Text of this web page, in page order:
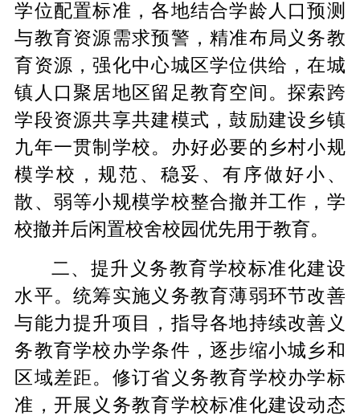
学位配置标准，各地结合学龄人口预测
与教育资源需求预警，精准布局义务教
育资源，强化中心城区学位供给，在城
镇人口聚居地区留足教育空间。探索跨
学段资源共享共建模式，鼓励建设乡镇
九年一贯制学校。办好必要的乡村小规
模学校，规范、稳妥、有序做好小、
散、弱等小规模学校整合撤并工作，学
校撤并后闲置校舍校园优先用于教育。
二、提升义务教育学校标准化建设
水平。统筹实施义务教育薄弱环节改善
与能力提升项目，指导各地持续改善义
务教育学校办学条件，逐步缩小城乡和
区域差距。修订省义务教育学校办学标
准，开展义务教育学校标准化建设动态